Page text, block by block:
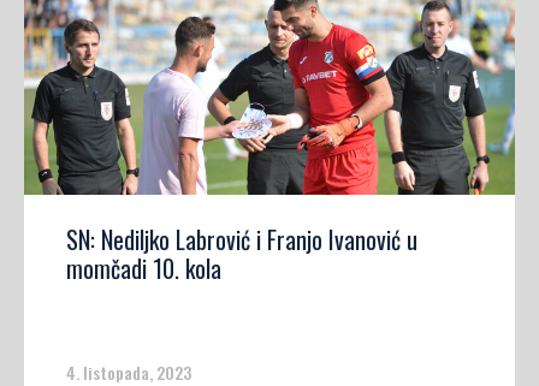
SN: Nediljko Labrović i Franjo Ivanović u
momčadi 10. kola
4. listopada, 2023